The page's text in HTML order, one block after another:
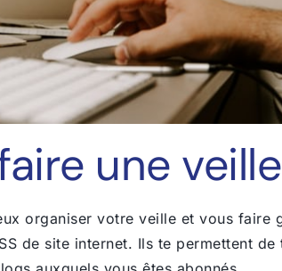
une
organiser votre veille et vous faire
de site internet. Ils te permettent